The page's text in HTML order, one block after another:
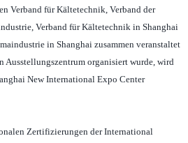
Verband für Kältetechnik, Verband der
Verband für Kältetechnik in Shanghai
in Shanghai zusammen veranstaltet
organisiert wurde, wird
New International Expo Center
Zertifizierungen der International